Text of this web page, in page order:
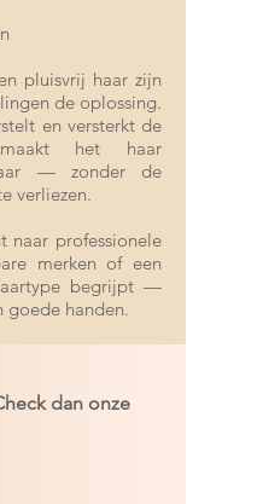
pluisvrij haar zijn
de oplossing.
en versterkt de
het haar
— zonder de
verliezen.
naar professionele
merken of een
begrijpt —
goede handen.
dan onze